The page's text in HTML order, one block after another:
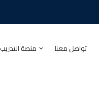
منصة تواصل معنا